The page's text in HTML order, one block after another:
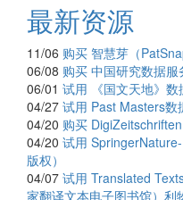
最新资源
11/06 购买 智慧芽（
06/08 购买 中国研究数据
06/01 试用
《国文天地》
04/27 试用 Past Masters数
04/20 购买
04/20 试用
版权）
04/07 试用 Translated
家翻译文本电子图书馆）利